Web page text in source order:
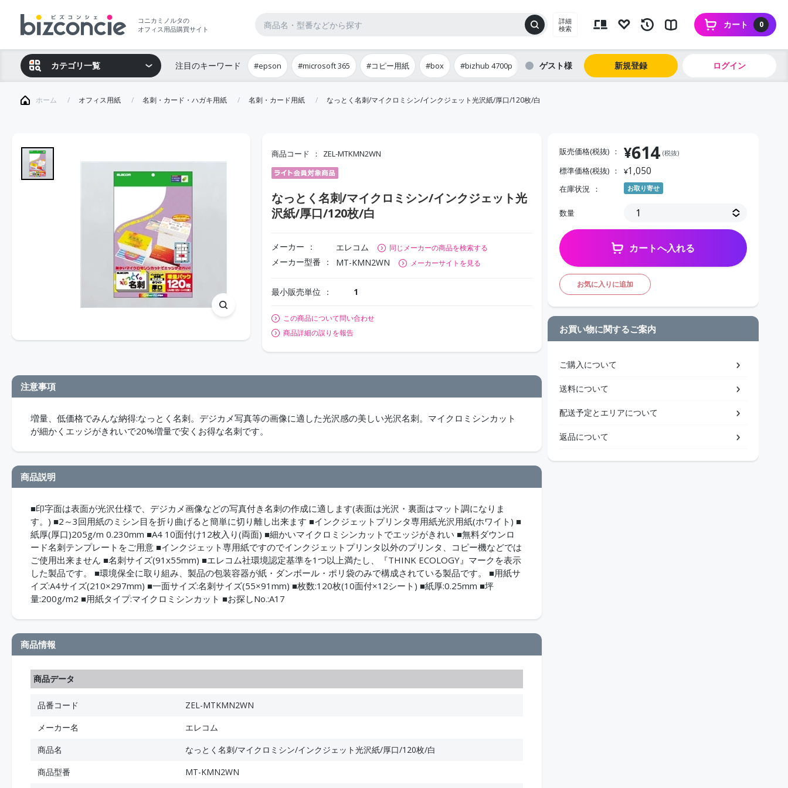
コニカミノルタの
オフィス用品購買サイト
詳細
検索
0
カート
カテゴリ一覧 注目のキーワード #epson #microsoft 365 #コピー用紙 #box #bizhub 4700p ゲスト 新規登録 ログイン
ホーム オフィス用紙 名刺・カード・ハガキ用紙 名刺・カード用紙 なっとく名刺/マイクロミシン/インクジェット光沢紙/厚口/120枚/白
商品コード ZEL-MTKMN2WN
なっとく名刺/マイクロミシン/インクジェット光
沢紙/厚口/120枚/白
メーカー エレコム 同じメーカーの商品を検索する
メーカー型番 MT-KMN2WN メーカーサイトを見る
最小販売単位 1
この商品について問い合わせ
商品詳細の誤りを報告
注意事項
増量、低価格でみんな納得:なっとく名刺。デジカメ写真等の画像に適した光沢感の美しい光沢名刺。マイクロミシンカット
が細かくエッジがきれいで20%増量で安くお得な名刺です。
商品説明
■印字面は表面が光沢仕様で、デジカメ画像などの写真付き名刺の作成に適します(表面は光沢・裏面はマット調になりま
す。) ■2～3回用紙のミシン目を折り曲げると簡単に切り離し出来ます ■インクジェットプリンタ専用紙光沢用紙(ホワイト) ■
紙厚(厚口)205g/m 0.230mm ■A4 10面付け12枚入り(両面) ■細かいマイクロミシンカットでエッジがきれい ■無料ダウンロ
ード名刺テンプレートをご用意 ■インクジェット専用紙ですのでインクジェットプリンタ以外のプリンタ、コピー機などでは
ご使用出来ません ■名刺サイズ(91x55mm) ■エレコム社環境認定基準を1つ以上満たし、『THINK ECOLOGY』マークを表示
した製品です。 ■環境保全に取り組み、製品の包装容器が紙・ダンボール・ポリ袋のみで構成されている製品です。 ■用紙サ
イズ:A4サイズ(210×297mm) ■一面サイズ:名刺サイズ(55×91mm) ■枚数:120枚(10面付×12シート) ■紙厚:0.25mm ■坪
量:200g/m2 ■用紙タイプ:マイクロミシンカット ■お探しNo.:A17
商品情報
商品データ
品番コード
ZEL-MTKMN2WN
メーカー名
エレコム
商品名
なっとく名刺/マイクロミシン/インクジェット光沢紙/厚口/120枚/白
商品型番
MT-KMN2WN
販売価格(税抜) ¥614 (税抜)
標準価格(税抜) ¥1,050
在庫状況 お取り寄せ
数量
カートへ入れる
お気に入りに追加
お買い物に関するご案内
ご購入について
送料について
配送予定とエリアについて
返品について